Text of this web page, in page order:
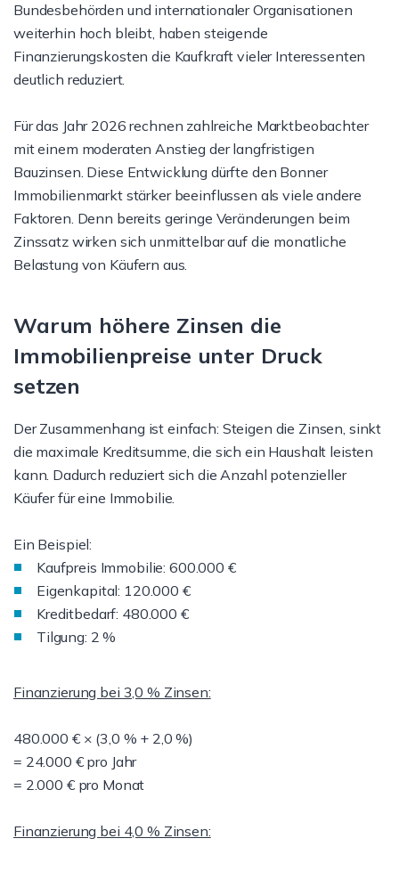
Bundesbehörden und internationaler Organisationen
weiterhin hoch bleibt, haben steigende
Finanzierungskosten die Kaufkraft vieler Interessenten
deutlich reduziert.
Für das Jahr 2026 rechnen zahlreiche Marktbeobachter
mit einem moderaten Anstieg der langfristigen
Bauzinsen. Diese Entwicklung dürfte den Bonner
Immobilienmarkt stärker beeinflussen als viele andere
Faktoren. Denn bereits geringe Veränderungen beim
Zinssatz wirken sich unmittelbar auf die monatliche
Belastung von Käufern aus.
Warum höhere Zinsen die
Immobilienpreise unter Druck
setzen
Der Zusammenhang ist einfach: Steigen die Zinsen, sinkt
die maximale Kreditsumme, die sich ein Haushalt leisten
kann. Dadurch reduziert sich die Anzahl potenzieller
Käufer für eine Immobilie.
Ein Beispiel:
Kaufpreis Immobilie: 600.000 €
Eigenkapital: 120.000 €
Kreditbedarf: 480.000 €
Tilgung: 2 %
Finanzierung bei 3,0 % Zinsen:
480.000 € × (3,0 % + 2,0 %)
= 24.000 € pro Jahr
= 2.000 € pro Monat
Finanzierung bei 4,0 % Zinsen: